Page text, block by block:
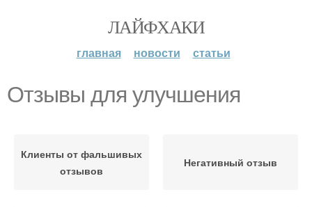
ЛАЙФХАКИ
главная новости статьи
Отзывы для улучшения
Клиенты от фальшивых
отзывов
Негативный отзыв